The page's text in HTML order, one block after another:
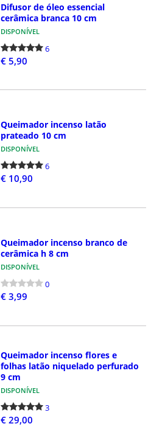
Difusor de óleo essencial
cerâmica branca 10 cm
DISPONÍVEL
6
€ 5,90
Queimador incenso latão
prateado 10 cm
DISPONÍVEL
6
€ 10,90
Queimador incenso branco de
cerâmica h 8 cm
DISPONÍVEL
0
€ 3,99
Queimador incenso flores e
folhas latão niquelado perfurado
9 cm
DISPONÍVEL
3
€ 29,00